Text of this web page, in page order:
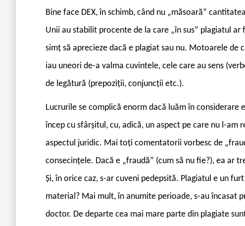
Bine face DEX, în schimb, când nu „măsoară”
Unii au stabilit procente de la care „în sus” plagiatul ar
simț să aprecieze dacă e plagiat sau nu. Motoarele
iau uneori de-a valma cuvintele, cele care au sens
de legătură (prepoziții, conjuncții etc.).
Lucrurile se complică enorm dacă luăm în considerare
încep cu sfârșitul, cu, adică, un aspect pe care nu l-am
aspectul juridic. Mai toți comentatorii vorbesc de
consecințele. Dacă e „fraudă” (cum să nu fie?), ea ar
Și, în orice caz, s-ar cuveni pedepsită. Plagiatul e un
material? Mai mult, în anumite perioade, s-au încasat
doctor. De departe cea mai mare parte din plagiate